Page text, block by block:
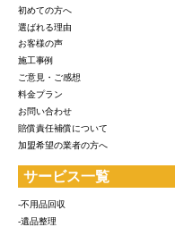
初めての方へ
選ばれる理由
お客様の声
施工事例
ご意見・ご感想
料金プラン
お問い合わせ
賠償責任補償について
加盟希望の業者の方へ
サービス一覧
-不用品回収
-遺品整理